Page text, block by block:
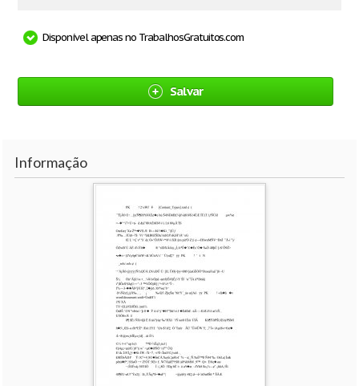
Disponível apenas no TrabalhosGratuitos.com
Salvar
Informação